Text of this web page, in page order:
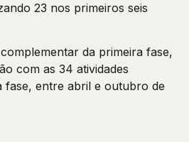
23 nos primeiros seis
da primeira fase,
com as 34 atividades
fase, entre abril e outubro de